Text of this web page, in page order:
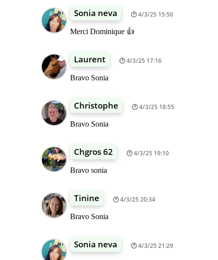
Sonia neva 4/3/25 15:50
Merci Dominique 👍
Laurent 4/3/25 17:16
Bravo Sonia
Christophe 4/3/25 18:55
Bravo Sonia
Chgros 62 4/3/25 19:10
Bravo sonia
Tinine 4/3/25 20:34
Bravo Sonia
Sonia neva 4/3/25 21:29